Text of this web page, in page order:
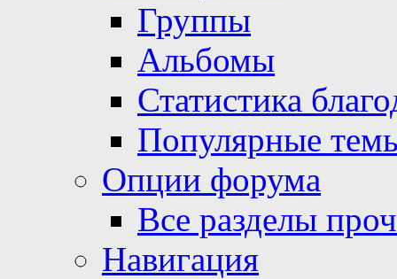
Группы
Альбомы
Статистика
Популярные
Опции форума
Все разделы
Навигация